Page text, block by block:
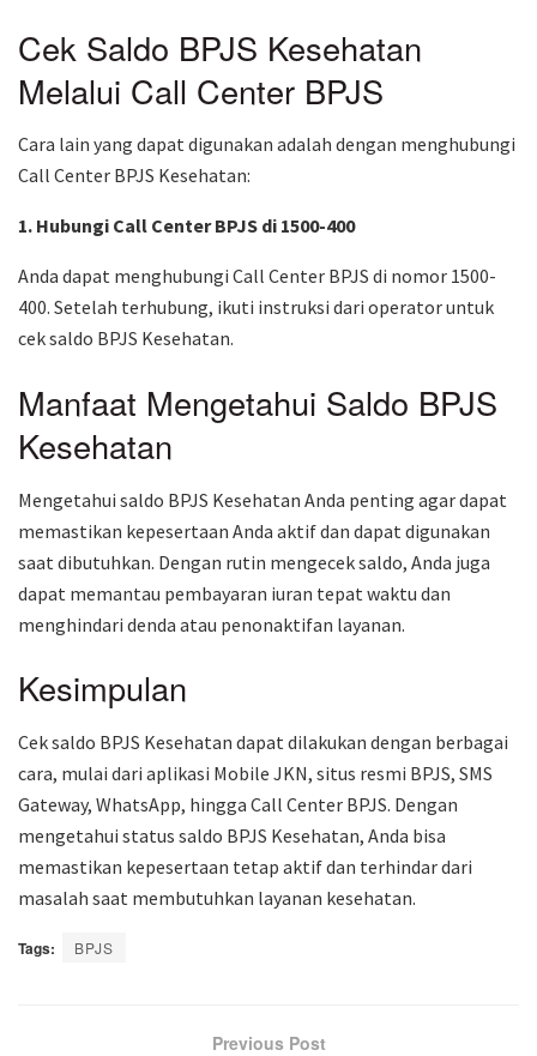
Cek Saldo BPJS Kesehatan
Melalui Call Center BPJS
Cara lain yang dapat digunakan adalah dengan menghubungi
Call Center BPJS Kesehatan:
1. Hubungi Call Center BPJS di 1500-400
Anda dapat menghubungi Call Center BPJS di nomor 1500-
400. Setelah terhubung, ikuti instruksi dari operator untuk
cek saldo BPJS Kesehatan.
Manfaat Mengetahui Saldo BPJS
Kesehatan
Mengetahui saldo BPJS Kesehatan Anda penting agar dapat
memastikan kepesertaan Anda aktif dan dapat digunakan
saat dibutuhkan. Dengan rutin mengecek saldo, Anda juga
dapat memantau pembayaran iuran tepat waktu dan
menghindari denda atau penonaktifan layanan.
Kesimpulan
Cek saldo BPJS Kesehatan dapat dilakukan dengan berbagai
cara, mulai dari aplikasi Mobile JKN, situs resmi BPJS, SMS
Gateway, WhatsApp, hingga Call Center BPJS. Dengan
mengetahui status saldo BPJS Kesehatan, Anda bisa
memastikan kepesertaan tetap aktif dan terhindar dari
masalah saat membutuhkan layanan kesehatan.
Tags: BPJS
Previous Post